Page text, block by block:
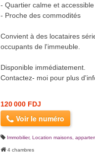
- Quartier calme et accessible
- Proche des commodités
Convient à des locataires
occupants de l'immeuble.
Disponible immédiatement.
Contactez- moi pour plus
120 000 FDJ
Voir le numéro
Immobilier, Location maisons,
4 chambres